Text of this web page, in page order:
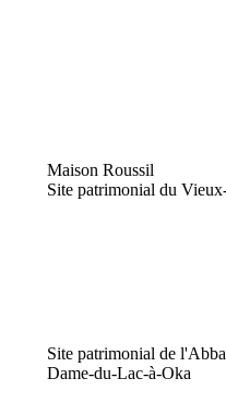
Maison Roussil
Site patrimonial du
Site patrimonial de
Dame-du-Lac-à-Oka